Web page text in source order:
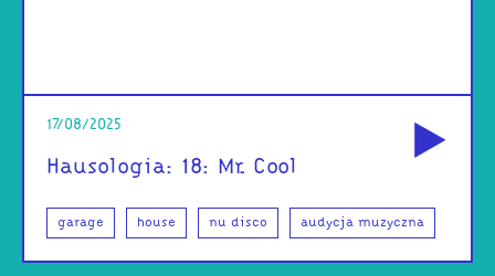
17/08/2025
Hausologia: 18: Mr. Cool
garage house nu disco audycja muzyczna